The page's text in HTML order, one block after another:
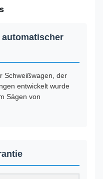
Schweißwagen, der
entwickelt wurde
Sägen von